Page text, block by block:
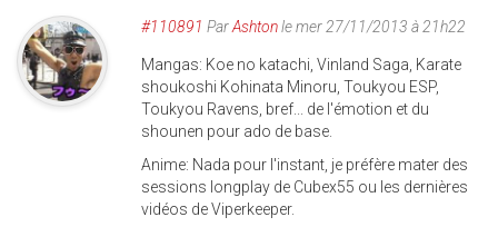
#110891 ParAshtonle mer 27/11/2013 à 21h22
Mangas: Koe no katachi, Vinland Saga, Karate
shoukoshi Kohinata Minoru, Toukyou ESP,
Toukyou Ravens, bref... de l'émotion et du
shounen pour ado de base.
Anime: Nada pour l'instant, je préfère mater des
sessions longplay de Cubex55 ou les dernières
vidéos de Viperkeeper.